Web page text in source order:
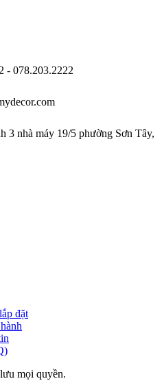
- 078.203.2222
3 nhà máy 19/5 phường Sơn Tây,
đặt
mọi quyền.